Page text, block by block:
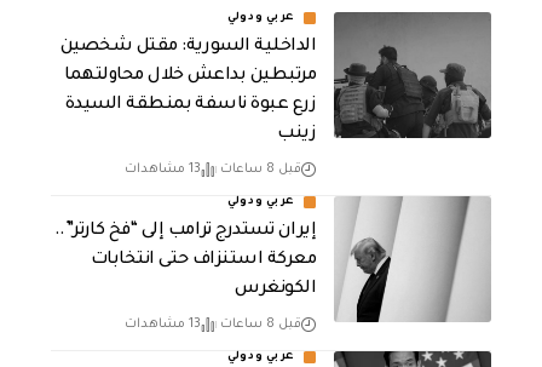
عربي ودولي
الداخلية السورية: مقتل شخصين
مرتبطين بداعش خلال محاولتهما
زرع عبوة ناسفة بمنطقة السيدة
زينب
قبل 8 ساعات 13 مشاهدات
عربي ودولي
إيران تستدرج ترامب إلى “فخ كارتر”..
معركة استنزاف حتى انتخابات
الكونغرس
قبل 8 ساعات 13 مشاهدات
عربي ودولي